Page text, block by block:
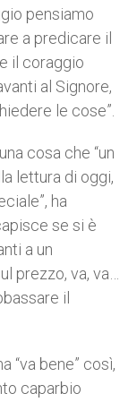
pensiamo
a predicare il
il coraggio
al Signore,
le cose”.
cosa che “un
lettura di oggi,
ha
se si è
a un
prezzo, va, va…
il
“va bene” così,
caparbio